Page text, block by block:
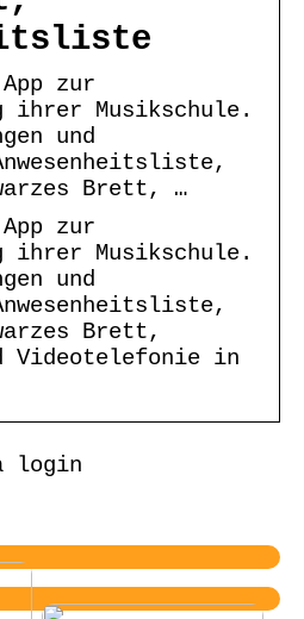
zur
Musikschule.
und
Brett, …
zur
Musikschule.
und
Brett,
Videotelefonie in
login